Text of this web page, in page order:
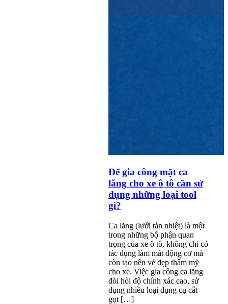
Để gia công mặt ca
lăng cho xe ô tô cần sử
dụng những loại tool
gì?
Ca lăng (lưới tản nhiệt) là một
trong những bộ phận quan
trọng của xe ô tô, không chỉ có
tác dụng làm mát động cơ mà
còn tạo nên vẻ đẹp thẩm mỹ
cho xe. Việc gia công ca lăng
đòi hỏi độ chính xác cao, sử
dụng nhiều loại dụng cụ cắt
gọt […]